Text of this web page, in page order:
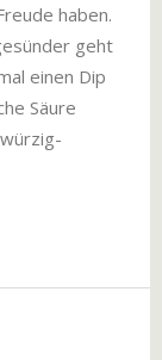
haben.
geht
einen Dip
Säure